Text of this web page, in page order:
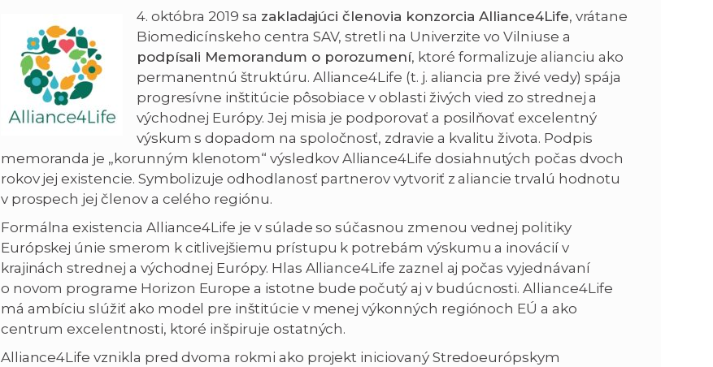
4. októbra 2019 sa zakladajúci členovia konzorcia Alliance4Life, vrátane
Biomedicínskeho centra SAV, stretli na Univerzite vo Vilniuse a
podpísali Memorandum o porozumení, ktoré formalizuje alianciu ako
permanentnú štruktúru. Alliance4Life (t. j. aliancia pre živé vedy) spája
progresívne inštitúcie pôsobiace v oblasti živých vied zo strednej a
východnej Európy. Jej misia je podporovať a posilňovať excelentný
výskum s dopadom na spoločnosť, zdravie a kvalitu života. Podpis
memoranda je „korunným klenotom“ výsledkov Alliance4Life dosiahnutých počas dvoch
rokov jej existencie. Symbolizuje odhodlanosť partnerov vytvoriť z aliancie trvalú hodnotu
v prospech jej členov a celého regiónu.
Formálna existencia Alliance4Life je v súlade so súčasnou zmenou vednej politiky
Európskej únie smerom k citlivejšiemu prístupu k potrebám výskumu a inovácií v
krajinách strednej a východnej Európy. Hlas Alliance4Life zaznel aj počas vyjednávaní
o novom programe Horizon Europe a istotne bude počutý aj v budúcnosti. Alliance4Life
má ambíciu slúžiť ako model pre inštitúcie v menej výkonných regiónoch EÚ a ako
centrum excelentnosti, ktoré inšpiruje ostatných.
Alliance4Life vznikla pred dvoma rokmi ako projekt iniciovaný Stredoeurópskym